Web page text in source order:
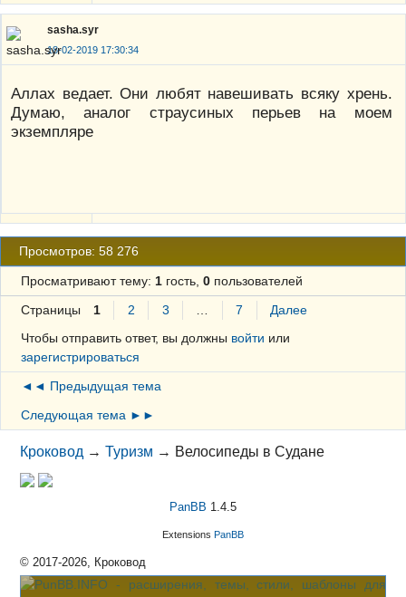
sasha.syr
18-02-2019 17:30:34
Аллах ведает. Они любят навешивать всяку хрень.
Думаю, аналог страусиных перьев на моем
экземпляре
Просмотров: 58 276
Просматривают тему: 1гость, 0пользователей
Страницы 1 2 3 … 7
Далее
Чтобы отправить ответ, вы должны войти или
зарегистрироваться
◄◄ Предыдущая тема
Следующая тема ►►
Кроковод →Туризм → Велосипеды в Судане
PanBB 1.4.5
Extensions PanBB
© 2017-2026, Кроковод